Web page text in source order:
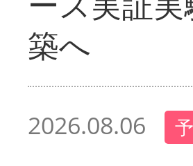
築へ
2026.08.06